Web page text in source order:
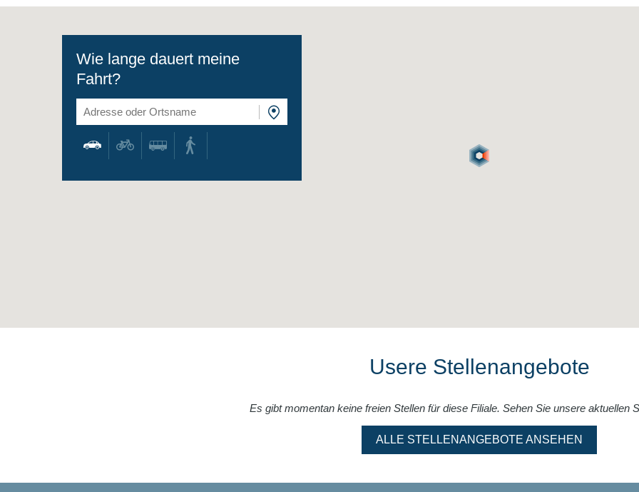
Wie lange dauert meine
Fahrt?
Usere Stellenangebote
Es gibt momentan keine freien Stellen für diese Filiale. Sehen Sie unsere aktuellen
ALLE STELLENANGEBOTE ANSEHEN